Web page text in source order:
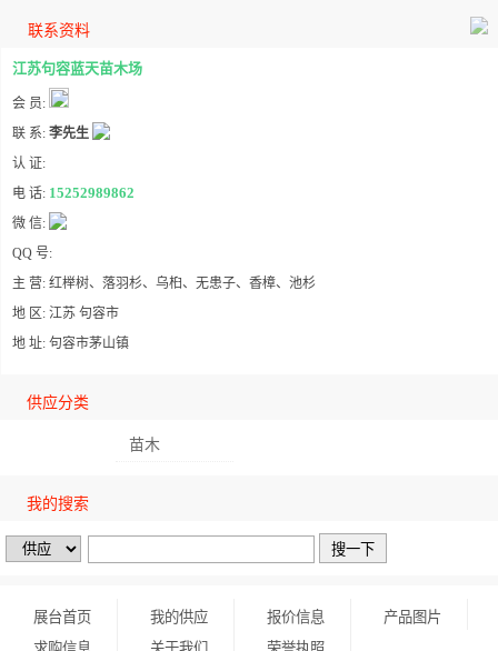
联系资料
江苏句容蓝天苗木场
会 员:
联 系: 李先生
认 证:
电 话: 15252989862
微 信:
QQ 号:
主 营: 红榉树、落羽杉、乌桕、无患子、香樟、池杉
地 区: 江苏 句容市
地 址: 句容市茅山镇
供应分类
苗木
我的搜索
展台首页 我的供应 报价信息
产品图片